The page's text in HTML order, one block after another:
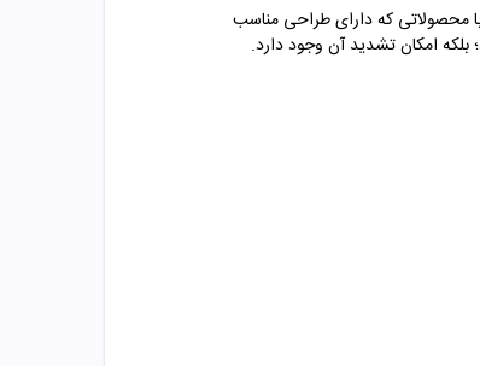
محصولاتی که دارای طراحی مناسب
بلکه امکان تشدید آن وجود دارد.